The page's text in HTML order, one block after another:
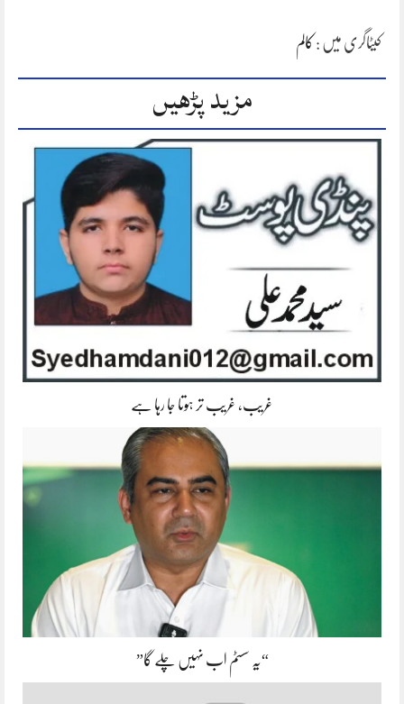
کیٹاگری میں : کالم
مزید پڑھیں
غریب، غریب تر ہوتا جا رہا ہے
“یہ سسٹم اب نہیں چلے گا”